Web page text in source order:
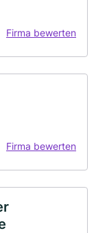
Firma bewerten
Firma bewerten